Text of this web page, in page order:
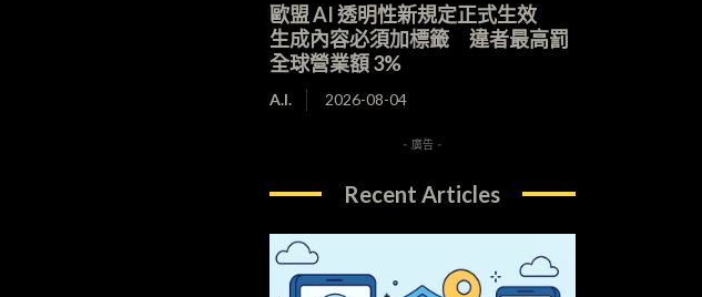
歐盟 AI 透明性新規定正式生效
生成內容必須加標籤 違者最高罰
全球營業額 3%
A.I. 2026-08-04
- 廣告 -
Recent Articles